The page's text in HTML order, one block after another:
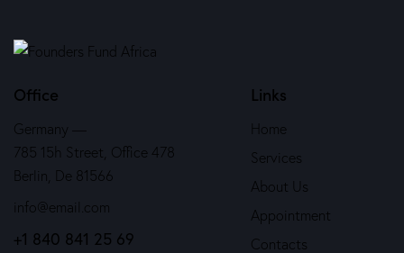
Office
Germany —
785 15h Street, Office 478
Berlin, De 81566
info@email.com
+1 840 841 25 69
Links
Home
Services
About Us
Appointment
Contacts